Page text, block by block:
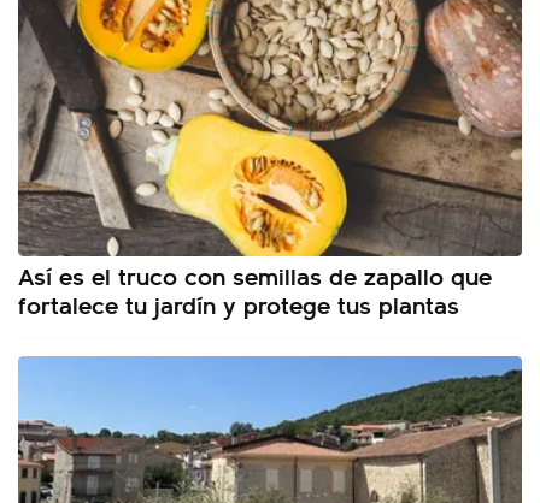
Así es el truco con semillas de zapallo que
fortalece tu jardín y protege tus plantas